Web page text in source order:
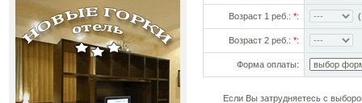
Возраст 1 реб.: *:
Возраст 2 реб.: *:
Форма оплаты:
Если Вы затрудняетесь с